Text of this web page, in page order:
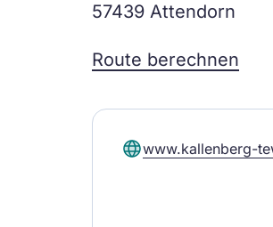
57439 Attendorn
Route berechnen
www.kallenberg-